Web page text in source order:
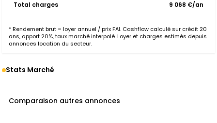
Total charges 9 068 €/an
* Rendement brut = loyer annuel / prix FAI. Cashflow calculé sur crédit 20
ans, apport 20%, taux marché interpolé. Loyer et charges estimés depuis
annonces location du secteur.
Stats Marché
Comparaison autres annonces